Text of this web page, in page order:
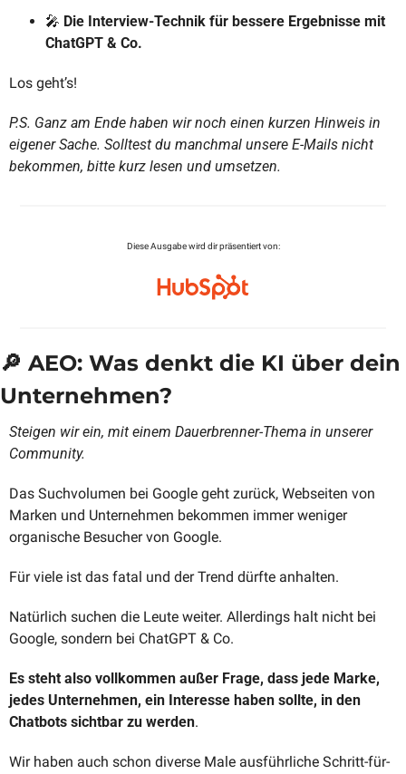
🎤 Die Interview-Technik für bessere Ergebnisse mit
ChatGPT & Co.
Los geht’s!
P.S. Ganz am Ende haben wir noch einen kurzen Hinweis in
eigener Sache. Solltest du manchmal unsere E-Mails nicht
bekommen, bitte kurz lesen und umsetzen.
Diese Ausgabe wird dir präsentiert von:
🔎 AEO: Was denkt die KI über dein
Unternehmen?
Steigen wir ein, mit einem Dauerbrenner-Thema in unserer
Community.
Das Suchvolumen bei Google geht zurück, Webseiten von
Marken und Unternehmen bekommen immer weniger
organische Besucher von Google.
Für viele ist das fatal und der Trend dürfte anhalten.
Natürlich suchen die Leute weiter. Allerdings halt nicht bei
Google, sondern bei ChatGPT & Co.
Es steht also vollkommen außer Frage, dass jede Marke,
jedes Unternehmen, ein Interesse haben sollte, in den
Chatbots sichtbar zu werden.
Wir haben auch schon diverse Male ausführliche Schritt-für-